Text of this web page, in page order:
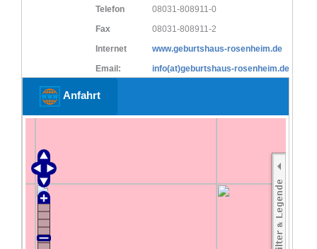
Telefon
08031-808911-0
Fax
08031-808911-2
Internet
www.geburtshaus-rosenheim.de
Email:
info(at)geburtshaus-rosenheim.de
Anfahrt